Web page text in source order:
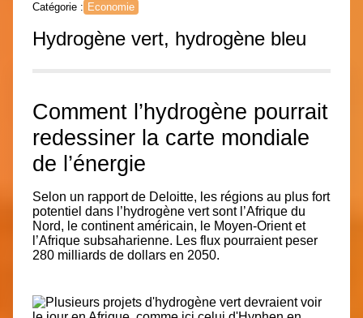
Catégorie : Economie
Hydrogène vert, hydrogène bleu
Comment l’hydrogène pourrait
redessiner la carte mondiale
de l’énergie
Selon un rapport de Deloitte, les régions au plus fort
potentiel dans l’hydrogène vert sont l’Afrique du
Nord, le continent américain, le Moyen-Orient et
l’Afrique subsaharienne. Les flux pourraient peser
280 milliards de dollars en 2050.